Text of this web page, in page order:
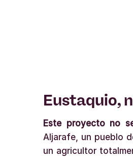
Eustaquio,
Este proyecto no
Aljarafe, un pueblo
un agricultor